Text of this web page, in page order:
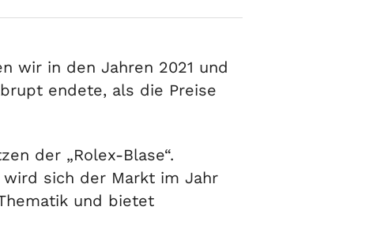
wir in den Jahren 2021 und
endete, als die Preise
der „Rolex-Blase“.
sich der Markt im Jahr
und bietet